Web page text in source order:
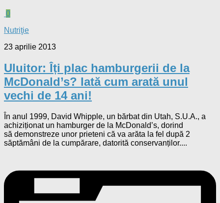
0
Nutriţie
23 aprilie 2013
Uluitor: Îți plac hamburgerii de la
McDonald’s? Iată cum arată unul
vechi de 14 ani!
În anul 1999, David Whipple, un bărbat din Utah, S.U.A., a
achiziționat un hamburger de la McDonald’s, dorind
să demonstreze unor prieteni că va arăta la fel după 2
săptămâni de la cumpărare, datorită conservanților....